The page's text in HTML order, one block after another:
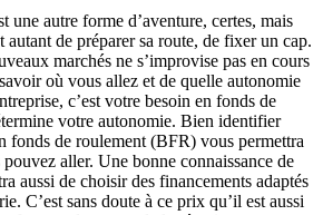
une autre forme d’aventure, certes, mais
de préparer sa route, de fixer un cap.
marchés ne s’improvise pas en cours
où vous allez et de quelle autonomie
c’est votre besoin en fonds de
votre autonomie. Bien identifier
fonds de roulement (BFR) vous permettra
aller. Une bonne connaissance de
aussi de choisir des financements adaptés
C’est sans doute à ce prix qu’il est aussi